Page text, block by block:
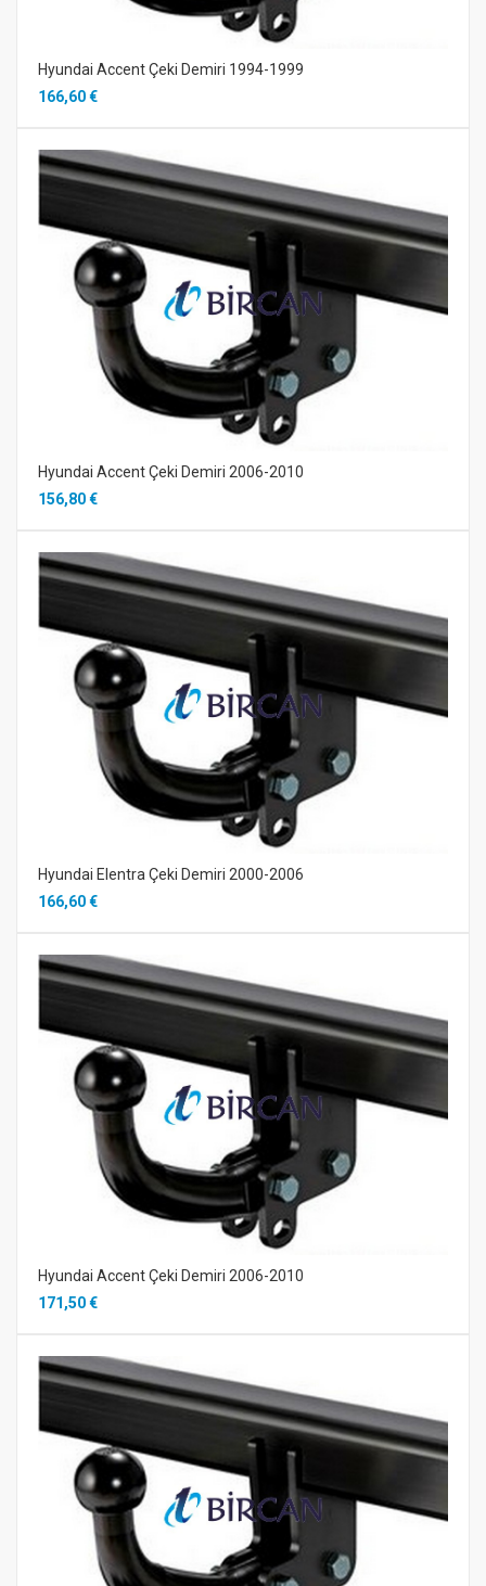
Hyundai Accent Çeki Demiri 1994-1999
166,60 €
Hyundai Accent Çeki Demiri 2006-2010
156,80 €
Hyundai Elentra Çeki Demiri 2000-2006
166,60 €
Hyundai Accent Çeki Demiri 2006-2010
171,50 €